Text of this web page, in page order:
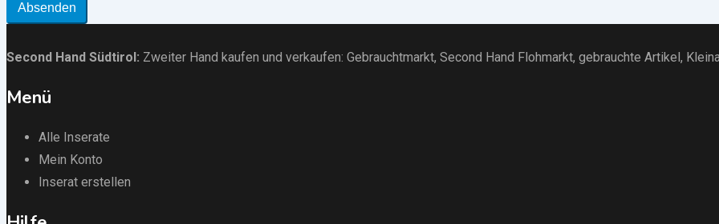
Absenden
Second Hand Südtirol : Zweiter Hand kaufen und verkaufen: Gebrauchtmarkt, Second Hand Flohmarkt, gebrauchte Artikel ,
Menü
Alle Inserate
Mein Konto
Inserat erstellen